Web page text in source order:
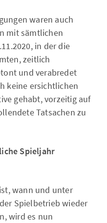
waren auch
mit sämtlichen
in der die
zeitlich
und verabredet
keine ersichtlichen
gehabt, vorzeitig auf
Tatsachen zu
Spieljahr
wann und unter
Spielbetrieb wieder
wird es nun